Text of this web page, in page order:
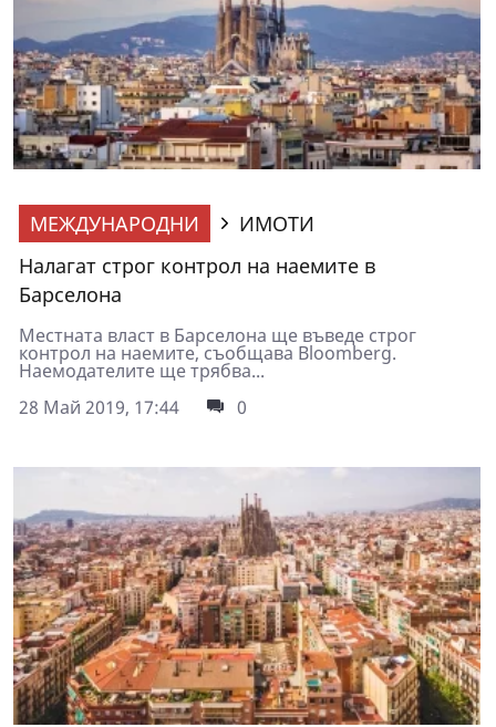
МЕЖДУНАРОДНИ
ИМОТИ
Налагат строг контрол на наемите в
Барселона
Местната власт в Барселона ще въведе строг
контрол на наемите, съобщава Bloomberg.
Нaeмoдaтeлитe щe тpябвa...
28 Май 2019, 17:44
0